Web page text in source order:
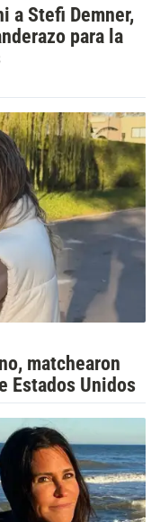
a Stefi Demner,
para la
matchearon
Estados Unidos